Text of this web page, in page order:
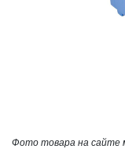
Фото товара на сайте